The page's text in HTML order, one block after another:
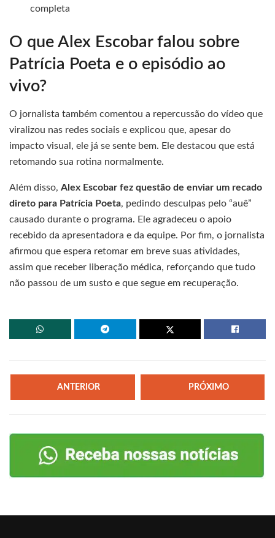
completa
O que Alex Escobar falou sobre
Patrícia Poeta e o episódio ao
vivo?
O jornalista também comentou a repercussão do vídeo que
viralizou nas redes sociais e explicou que, apesar do
impacto visual, ele já se sente bem. Ele destacou que está
retomando sua rotina normalmente.
Além disso, Alex Escobar fez questão de enviar um recado
direto para Patrícia Poeta, pedindo desculpas pelo “auê”
causado durante o programa. Ele agradeceu o apoio
recebido da apresentadora e da equipe. Por fim, o jornalista
afirmou que espera retomar em breve suas atividades,
assim que receber liberação médica, reforçando que tudo
não passou de um susto e que segue em recuperação.
ANTERIOR PRÓXIMO